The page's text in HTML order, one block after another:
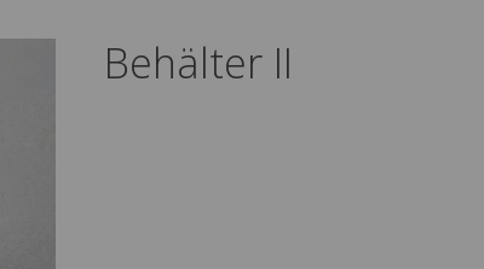
Behälter II